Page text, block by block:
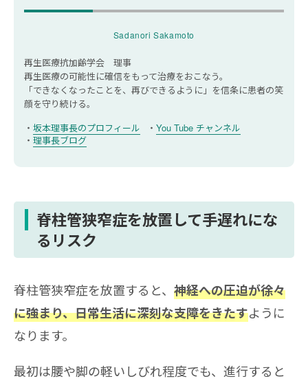
Sadanori Sakamoto
再生医療抗加齢学会 理事
再生医療の可能性に確信をもって治療をおこなう。
「できなくなったことを、再びできるように」を信条に患者の笑
顔を守り続ける。
坂本理事長のプロフィール
You Tube チャンネル
理事長ブログ
脊柱管狭窄症を放置して手遅れにな
るリスク
脊柱管狭窄症を放置すると、 神経への圧迫が徐々
に強まり、日常生活に深刻な支障をきたすように
なります。
最初は腰や脚の軽いしびれ程度でも、進行すると